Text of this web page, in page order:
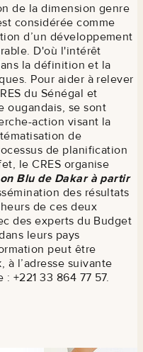
de la dimension genre
considérée comme
d’un développement
D'où l'intérêt
la définition et la
Pour aider à relever
du Sénégal et
ougandais, se sont
action visant la
de
de planification
le CRES organise
Blu de Dakar à partir
des résultats
de ces deux
des experts du Budget
leurs pays
peut être
à l’adresse suivante
+221 33 864 77 57.